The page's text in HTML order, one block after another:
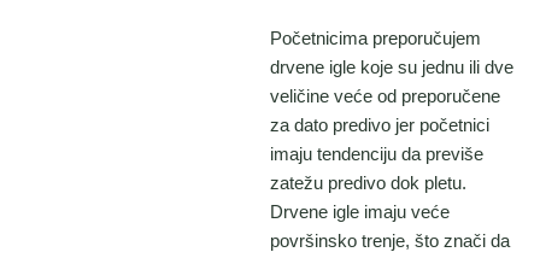
Početnicima preporučujem
drvene igle koje su jednu ili dve
veličine veće od preporučene
za dato predivo jer početnici
imaju tendenciju da previše
zatežu predivo dok pletu.
Drvene igle imaju veće
površinsko trenje, što znači da